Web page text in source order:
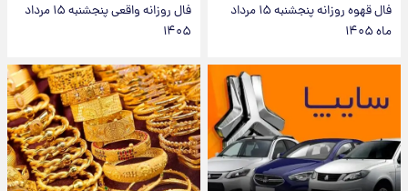
فال قهوه روزانه پنجشنبه ۱۵ مرداد
ماه ۱۴۰۵
فال روزانه واقعی پنجشنبه ۱۵ مرداد
۱۴۰۵